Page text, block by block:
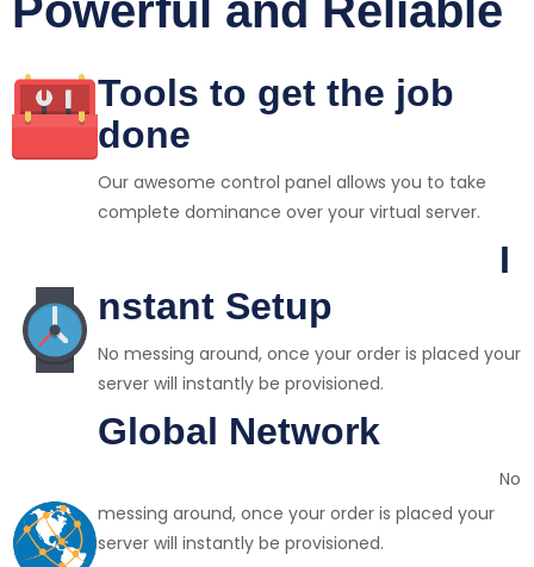
Powerful and Reliable
Tools to get the job
done
Our awesome control panel allows you to take
complete dominance over your virtual server.
I
nstant Setup
No messing around, once your order is placed your
server will instantly be provisioned.
Global Network
No
messing around, once your order is placed your
server will instantly be provisioned.